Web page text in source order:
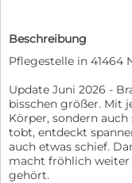
Beschreibung
Pflegestelle in 41464
Update Juni 2026 -
bisschen größer. Mit
Körper, sondern
tobt, entdeckt
auch etwas schief.
macht fröhlich weiter
gehört.